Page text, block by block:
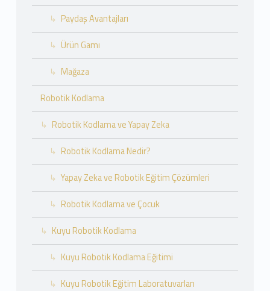
Paydaş Avantajları
Ürün Gamı
Mağaza
Robotik Kodlama
Robotik Kodlama ve Yapay Zeka
Robotik Kodlama Nedir?
Yapay Zeka ve Robotik Eğitim Çözümleri
Robotik Kodlama ve Çocuk
Kuyu Robotik Kodlama
Kuyu Robotik Kodlama Eğitimi
Kuyu Robotik Eğitim Laboratuvarları